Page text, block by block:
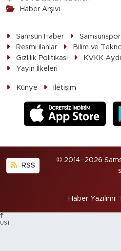
Haber Arşivi
Samsun Haber Samsunspor
Resmi ilanlar
Bilim ve
Gizlilik Politikası
KVKK
Yayın İlkeleri
Künye İletişim
RSS
© 2014–2026
Haber Yazılımı:
ÜST